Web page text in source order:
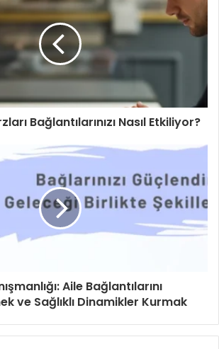
Bağlantılarınızı Nasıl Etkiliyor?
Aile Bağlantılarını
ve Sağlıklı Dinamikler Kurmak